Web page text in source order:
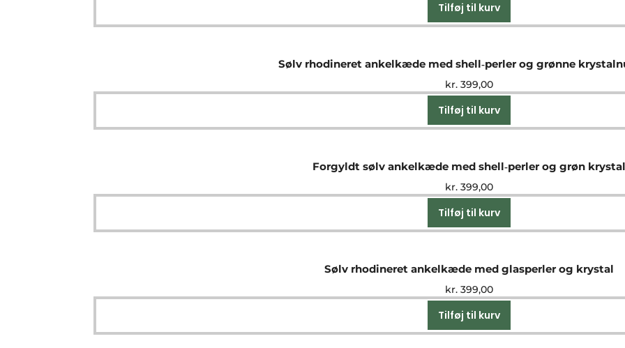
Tilføj til kurv
Sølv rhodineret ankelkæde med shell‑perler og grønne
kr.399,00
Tilføj til kurv
Forgyldt sølv ankelkæde med shell‑perler og grøn krystal
kr.399,00
Tilføj til kurv
Sølv rhodineret ankelkæde med glasperler og krystal
kr.399,00
Tilføj til kurv